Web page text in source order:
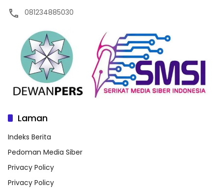
081234885030
Laman
Indeks Berita
Pedoman Media Siber
Privacy Policy
Privacy Policy